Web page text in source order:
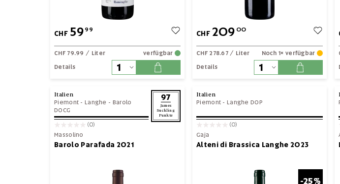
CHF 5999
CHF 79.99 / Liter
verfügbar
Details
CHF 209 00
CHF 278.67 / Liter
Noch 1× verfügbar
Details
Italien
Piemont - Langhe - Barolo
DOCG
97
James
Suckling
Punkte
(0)
Massolino
Barolo Parafada 2021
Italien
Piemont - Langhe DOP
(0)
Gaja
Alteni di Brassica Langhe 2023
-25%